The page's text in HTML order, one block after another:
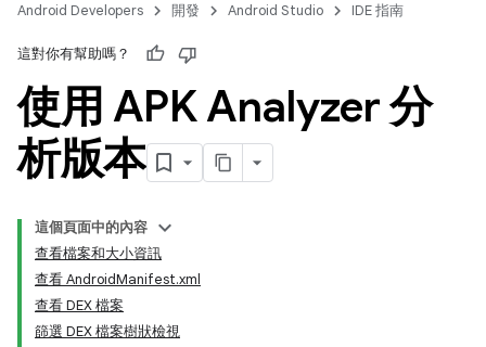
Android Developers 開發 Android Studio IDE 指南
這對你有幫助嗎？
使用 APK Analyzer 分
析版本
這個頁面中的內容
查看檔案和大小資訊
查看 AndroidManifest.xml
查看 DEX 檔案
篩選 DEX 檔案樹狀檢視